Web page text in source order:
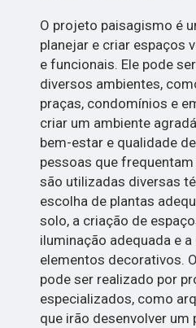
O projeto paisagismo é
planejar e criar espaços
e funcionais. Ele pode
diversos ambientes,
praças, condomínios e
criar um ambiente
bem-estar e qualidade
pessoas que
são utilizadas diversas
escolha de plantas
solo, a criação de
iluminação adequada e
elementos decorativos.
pode ser realizado por
especializados, como
que irão desenvolver um